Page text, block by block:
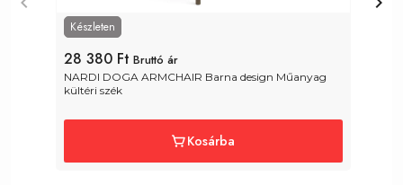
Készleten
28 380 Ft Bruttó ár
NARDI DOGA ARMCHAIR Barna design Műanyag
kültéri szék
Kosárba